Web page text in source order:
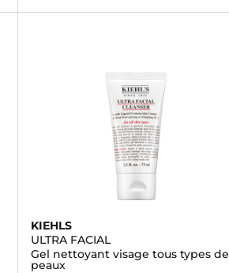
KIEHLS
ULTRA FACIAL
Gel nettoyant visage tous types de
peaux